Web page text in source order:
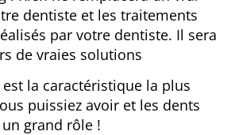
dentiste et les traitements
par votre dentiste. Il sera
de vraies solutions
la caractéristique la plus
puissiez avoir et les dents
grand rôle !